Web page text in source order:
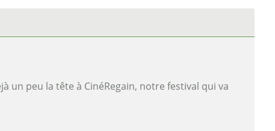
un peu la tête à CinéRegain, notre festival qui va